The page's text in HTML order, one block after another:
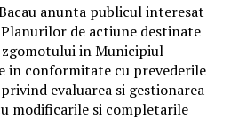
anunta publicul interesat
de actiune destinate
in Municipiul
in conformitate cu prevederile
evaluarea si gestionarea
modificarile si completarile